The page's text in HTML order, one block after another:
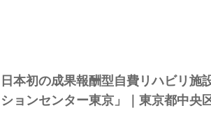
日本初の成果報酬型自費リハビリ施
ションセンター東京」｜東京都中央